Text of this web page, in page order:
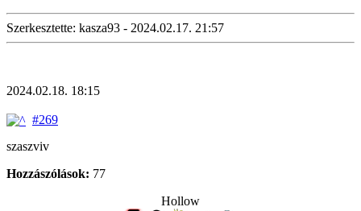
Szerkesztette: kasza93 - 2024.02.17. 21:57
2024.02.18. 18:15
#269
szaszviv
Hozzászólások: 77
Hollow